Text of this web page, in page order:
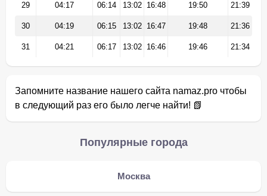
29 04:17 06:14 13:02 16:48 19:50 21:39
30 04:19 06:15 13:02 16:47 19:48 21:36
31 04:21 06:17 13:02 16:46 19:46 21:34
Запомните название нашего сайта namaz.pro чтобы
в следующий раз его было легче найти! 📗
Популярные города
Москва